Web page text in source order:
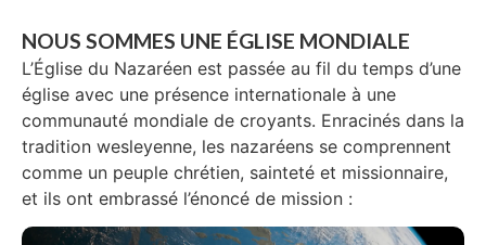
NOUS SOMMES UNE ÉGLISE MONDIALE
L’Église du Nazaréen est passée au fil du temps d’une
église avec une présence internationale à une
communauté mondiale de croyants. Enracinés dans la
tradition wesleyenne, les nazaréens se comprennent
comme un peuple chrétien, sainteté et missionnaire,
et ils ont embrassé l’énoncé de mission :